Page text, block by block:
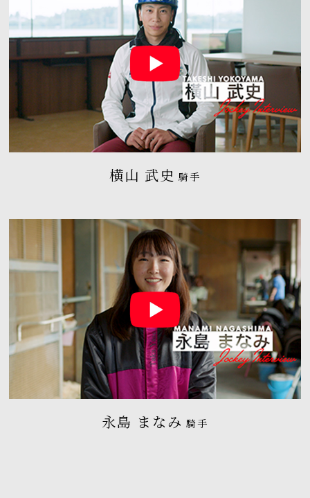
横山 武史 騎手
永島 まなみ 騎手